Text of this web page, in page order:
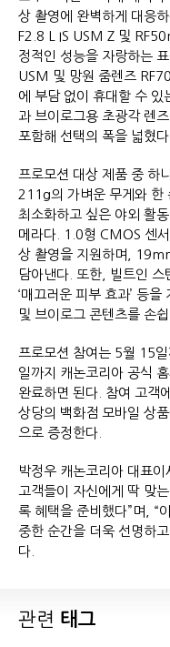
상 촬영에 완벽하게 대응
F2.8 L IS USM Z 및
정적인 성능을 자랑하는
USM 및 망원 줌렌즈
에 부담 없이 휴대할 수
과 브이로그용 초광각 렌
포함해 선택의 폭을 넓혔
프로모션 대상 제품 중
211g의 가벼운 무게와 한
최소화하고 싶은 야외 활
메라다. 1.0형 CMOS 센
상 촬영을 지원하며,
담아낸다. 또한, 빌트인 스
‘매끄러운 피부 효과’ 등
및 브이로그 콘텐츠를 손
프로모션 참여는 5월 15
일까지 캐논코리아 공식
완료하면 된다. 참여 고객
상당의 백화점 모바일 상
으로 증정한다.
박정우 캐논코리아 대표이
고객들이 자신에게 딱 맞
록 혜택을 준비했다”며, “
중한 순간을 더욱 선명하
다.
관련 태그